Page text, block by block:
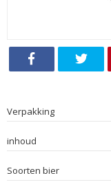
Verpakking
inhoud
Soorten bier